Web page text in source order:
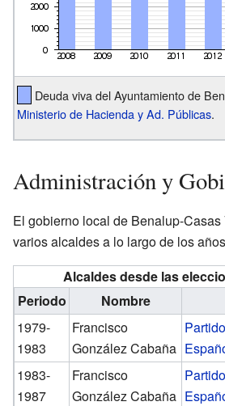
Deuda viva del Ayuntamiento de
Ministerio de Hacienda y Ad. Públicas.
Administración y
El gobierno local de Benalup-
varios alcaldes a lo largo de los
Alcaldes desde las
Periodo
Nombre
1979-
1983
Francisco
González Cabaña
1983-
1987
Francisco
González Cabaña